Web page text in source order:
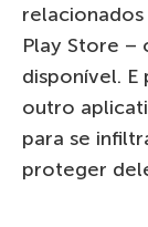
Play Store –
disponível. E
outro
para se
proteger